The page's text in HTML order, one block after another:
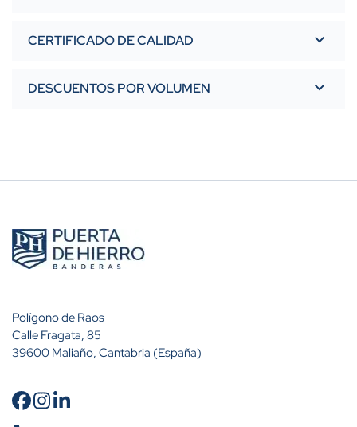
CERTIFICADO DE CALIDAD
DESCUENTOS POR VOLUMEN
Polígono de Raos
Calle Fragata, 85
39600 Maliaño, Cantabria (España)